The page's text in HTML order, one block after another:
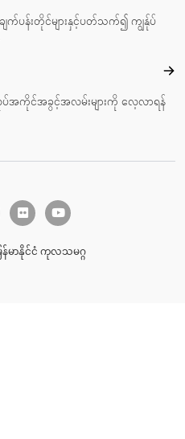
က်ပန်းတိုင်များနှင့်ပတ်သက်၍ ကျွန်ုပ်
အလု
အကိုင်အခွင့်အလမ်းများကို လေ့လာရန်
x flickr youtube
န်မာနိုင်ငံ ကုလသမဂ္ဂ